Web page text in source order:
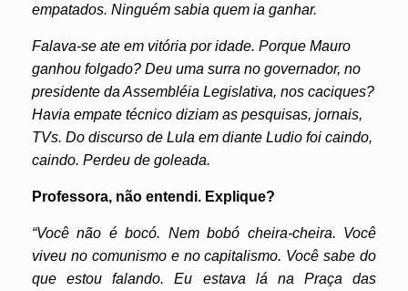
empatados. Ninguém sabia quem ia ganhar.
Falava-se ate em vitória por idade. Porque Mauro
ganhou folgado? Deu uma surra no governador, no
presidente da Assembléia Legislativa, nos caciques?
Havia empate técnico diziam as pesquisas, jornais,
TVs. Do discurso de Lula em diante Ludio foi caindo,
caindo. Perdeu de goleada.
Professora, não entendi. Explique?
“Você não é bocó. Nem bobó cheira-cheira. Você
viveu no comunismo e no capitalismo. Você sabe do
que estou falando. Eu estava lá na Praça das